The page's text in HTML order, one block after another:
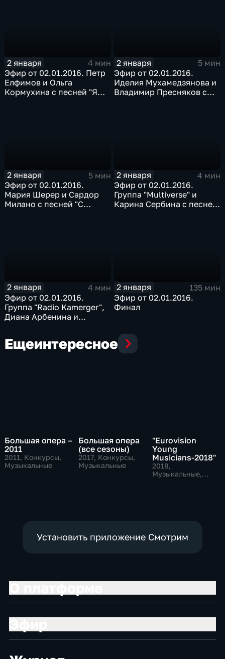
2 января
4 мин
Эфир от 02.01.2016. Петр
Елфимов и Ольга
Кормухина с песней "Я
2 января
5 мин
Эфир от 02.01.2016.
Иделия Мухамедзянова и
Владимир Пресняков с
2 января
5 мин
Эфир от 02.01.2016.
Мария Шерер и Сардор
Милано с песней "С
2 января
4 мин
Эфир от 02.01.2016.
Группа "Multiverse" и
Карина Сербина с песней
2 января
4 мин
Эфир от 02.01.2016.
Группа "Radio Kamerger",
Диана Арбенина и
курит трубку"
2 января
135 мин
Эфир от 02.01.2016.
Финал
Ещеинтересное
Большая опера –
2011
2011, Конкурсы,
Музыкальные
Большая опера
(все сезоны)
2017, Конкурсы,
Музыкальные
"Eurovision
Young
Musicians-2018"
2018,
Музыкальные,
Установить приложение Смотрим